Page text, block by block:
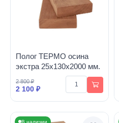
Полог ТЕРМО осина
экстра 25х130х2000 мм.
2 800 ₽
2 100 ₽
В наличии